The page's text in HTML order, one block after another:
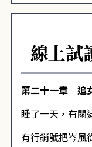
線上試
第二十一章 追
睡了一天，有關
有行銷號把岑風